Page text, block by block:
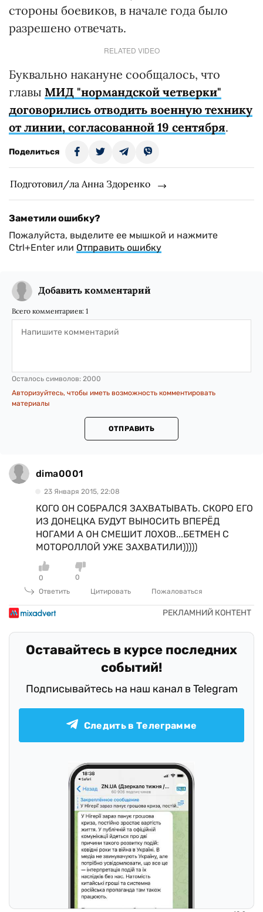
стороны боевиков, в начале года было
разрешено отвечать.
RELATED VIDEO
Буквально накануне сообщалось, что
главы МИД "нормандской четверки"
договорились отводить военную технику
от линии, согласованной 19 сентября.
Поделиться
Подготовил/ла Анна Здоренко
Заметили ошибку?
Пожалуйста, выделите ее мышкой и нажмите
Ctrl+Enter или Отправить ошибку
Добавить комментарий
Всего комментариев: 1
Осталось символов: 2000
Авторизуйтесь, чтобы иметь возможность комментировать
материалы
ОТПРАВИТЬ
dima0001
23 Января 2015, 22:08
КОГО ОН СОБРАЛСЯ ЗАХВАТЫВАТЬ. СКОРО ЕГО
ИЗ ДОНЕЦКА БУДУТ ВЫНОСИТЬ ВПЕРЁД
НОГАМИ А ОН СМЕШИТ ЛОХОВ...БЕТМЕН С
МОТОРОЛЛОЙ УЖЕ ЗАХВАТИЛИ)))))
0
0
Ответить
Цитировать Пожаловаться
Оставайтесь в курсе последних
событий!
Подписывайтесь на наш канал в Telegram
Следить в Телеграмме